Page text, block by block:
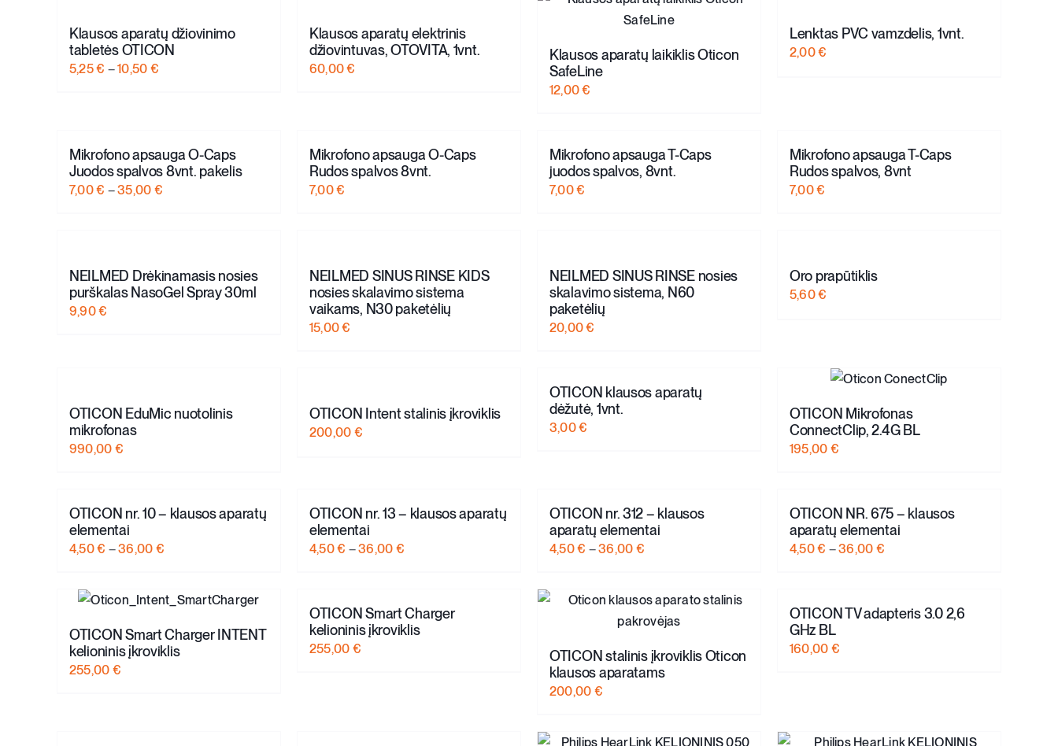
Klausos aparatų džiovinimo
tabletės OTICON
5,25€ –10,50 €Price
10,50 €
Klausos aparatų elektrinis
džiovintuvas, OTOVITA, 1vnt.
60,00€
Klausos aparatų laikiklis Oticon
SafeLine
12,00€
Lenktas PVC vamzdelis, 1vnt.
2,00€
Mikrofono apsauga O-Caps
Juodos spalvos 8vnt. pakelis
7,00€ –35,00 €Price
35,00 €
Mikrofono apsauga O-Caps
Rudos spalvos 8vnt.
7,00€
Mikrofono apsauga T-Caps
juodos spalvos, 8vnt.
7,00€
Mikrofono apsauga T-Caps
Rudos spalvos, 8vnt
7,00€
NEILMED Drėkinamasis nosies
purškalas NasoGel Spray 30ml
9,90€
NEILMED SINUS RINSE KIDS
nosies skalavimo sistema
vaikams, N30 paketėlių
15,00€
NEILMED SINUS RINSE nosies
skalavimo sistema, N60
paketėlių
20,00€
Oro prapūtiklis
5,60€
OTICON EduMic nuotolinis
mikrofonas
990,00 €
OTICON Intent stalinis įkroviklis
200,00 €
OTICON klausos aparatų
dėžutė, 1vnt.
3,00€
OTICON Mikrofonas
ConnectClip, 2.4G BL
195,00 €
OTICON nr. 10 – klausos aparatų
elementai
4,50€ –36,00 €Price
through
36,00 €
OTICON nr. 13 – klausos aparatų
elementai
4,50€ –36,00 €Price
through
36,00 €
OTICON nr. 312 – klausos
aparatų elementai
4,50€ –36,00 €Price
through
36,00 €
OTICON NR. 675 – klausos
aparatų elementai
4,50€ –36,00 €Price
through
OTICON Smart Charger INTENT
kelioninis įkroviklis
255,00 €
OTICON Smart Charger
kelioninis įkroviklis
255,00 €
OTICON stalinis įkroviklis Oticon
klausos aparatams
200,00 €
OTICON TV adapteris 3.0 2,6
GHz BL
160,00 €